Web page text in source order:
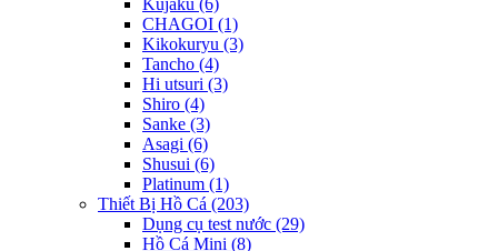
Kujaku (6)
CHAGOI (1)
Kikokuryu (3)
Tancho (4)
Hi utsuri (3)
Shiro (4)
Sanke (3)
Asagi (6)
Shusui (6)
Platinum (1)
Thiết Bị Hồ Cá (203)
Dụng cụ test nước (29)
Hồ Cá Mini (8)